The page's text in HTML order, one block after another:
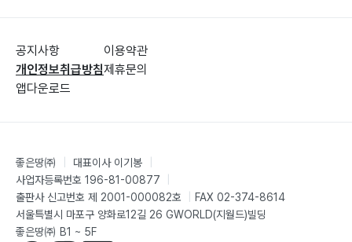
공지사항
개인정보취급방침
앱다운로드
이용약관
제휴문의
좋은땅㈜ 대표이사 이기봉
사업자등록번호 196-81-00877
출판사 신고번호 제 2001-000082호
FAX 02-374-8614
서울특별시 마포구 양화로12길 26 GWORLD(지월드)빌딩
좋은땅㈜ B1 ~ 5F